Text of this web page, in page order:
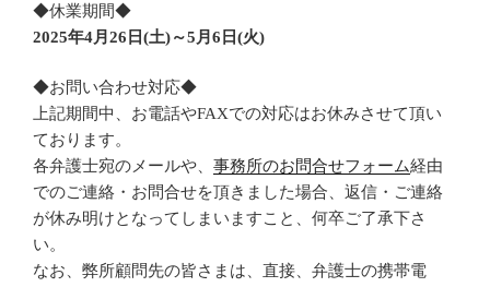
◆休業期間◆
2025年4月26日(土)～5月6日(火)
◆お問い合わせ対応◆
上記期間中、お電話やFAXでの対応はお休みさせて頂い
ております。
各弁護士宛のメールや、 事務所のお問合せフォーム経由
でのご連絡・お問合せを頂きました場合、返信・ご連絡
が休み明けとなってしまいますこと、何卒ご了承下さ
い。
なお、弊所顧問先の皆さまは、直接、弁護士の携帯電